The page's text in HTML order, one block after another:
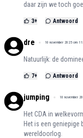
daar zijn we toch
3+ Antwoord
dre 10 november 2025 om
Natuurlijk: de
7+ Antwoord
jumping 10 november
Het CDA in
Het is een geniepige
wereldoorlog.